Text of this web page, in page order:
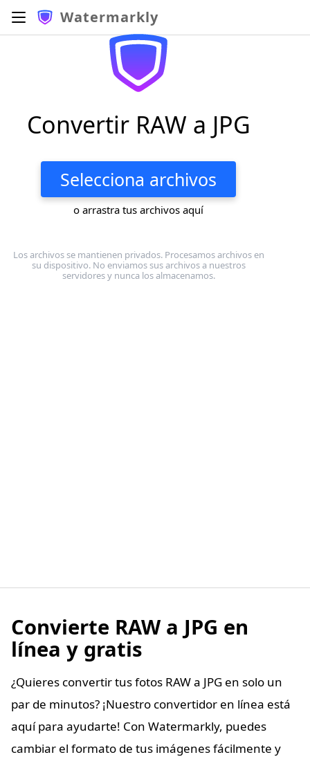
Watermarkly
Convertir RAW a JPG
Selecciona archivos
o arrastra tus archivos aquí
Los archivos se mantienen privados. Procesamos archivos en
su dispositivo. No enviamos sus archivos a nuestros
servidores y nunca los almacenamos.
Convierte RAW a JPG en
línea y gratis
¿Quieres convertir tus fotos RAW a JPG en solo un
par de minutos? ¡Nuestro convertidor en línea está
aquí para ayudarte! Con Watermarkly, puedes
cambiar el formato de tus imágenes fácilmente y